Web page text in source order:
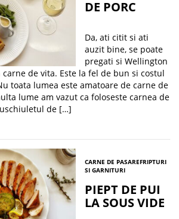
DE PORC
Da, ati citit si ati
auzit bine, se poate
pregati si Wellington
de vita. Este la fel de bun si costul
toata lumea este amatoare de carne de
lume am vazut ca foloseste carnea de
de […]
CARNE DE PASAREFRIPTURI
SI GARNITURI
PIEPT DE PUI
LA SOUS VIDE